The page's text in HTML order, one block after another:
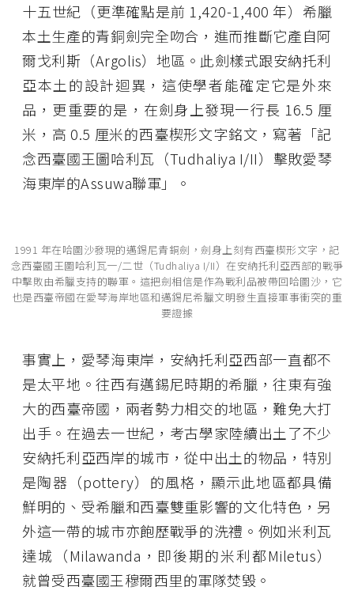
十五世紀（更準確點是前 1,420-1,400 年）希臘
本土生產的青銅劍完全吻合，進而推斷它產自阿
爾戈利斯（Argolis）地區。此劍樣式跟安納托利
亞本土的設計迴異，這使學者能確定它是外來
品，更重要的是，在劍身上發現一行長 16.5 厘
米，高 0.5 厘米的西臺楔形文字銘文，寫著「記
念西臺國王圖哈利瓦（Tudhaliya I/II）擊敗愛琴
海東岸的Assuwa聯軍」。
1991 年在哈圖沙發現的邁錫尼青銅劍，劍身上刻有西臺楔形文字，記
念西臺國王圖哈利瓦一/二世（Tudhaliya I/II）在安納托利亞西部的戰爭
中擊敗由希臘支持的聯軍。這把劍相信是作為戰利品被帶回哈圖沙，它
也是西臺帝國在愛琴海岸地區和邁錫尼希臘文明發生直接軍事衝突的重
要證據
事實上，愛琴海東岸，安納托利亞西部一直都不
是太平地。往西有邁錫尼時期的希臘，往東有強
大的西臺帝國，兩者勢力相交的地區，難免大打
出手。在過去一世紀，考古學家陸續出土了不少
安納托利亞西岸的城市，從中出土的物品，特別
是陶器（pottery）的風格，顯示此地區都具備
鮮明的、受希臘和西臺雙重影響的文化特色，另
外這一帶的城市亦飽歷戰爭的洗禮。例如米利瓦
達城（Milawanda，即後期的米利都Miletus）
就曾受西臺國王穆爾西里的軍隊焚毀。